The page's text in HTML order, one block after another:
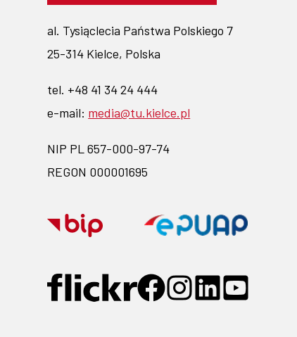
al. Tysiąclecia Państwa Polskiego 7
25-314 Kielce, Polska
tel. +48 41 34 24 444
e-mail: media@tu.kielce.pl
NIP PL 657-000-97-74
REGON 000001695
Przejdź
stronę
BIP-
Przejdź
stronę
EPUAP-
Przejdź
do
Przejdź
do
Przejdź
do
Przejdź
do